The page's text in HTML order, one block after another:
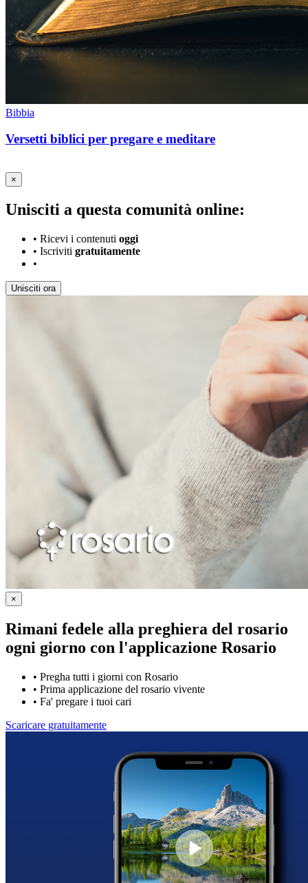
Bibbia
Versetti biblici per pregare e meditare
×
Unisciti a questa comunità online:
• Ricevi i contenuti oggi
• Iscriviti gratuitamente
•
Unisciti ora
×
Rimani fedele alla preghiera del rosario
ogni giorno con l'applicazione Rosario
• Pregha tutti i giorni con Rosario
• Prima applicazione del rosario vivente
• Fa' pregare i tuoi cari
Scaricare gratuitamente